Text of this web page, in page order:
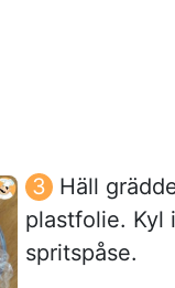
Häll
plastfolie. Kyl
spritspåse.